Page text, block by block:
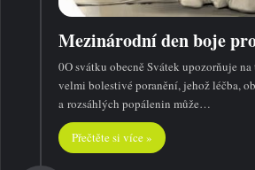
Mezinárodní den boje
0O svátku obecně Svátek upozorňuje
velmi bolestivé poranění, jehož léčba,
a rozsáhlých popálenin může…
Přečtěte si více »